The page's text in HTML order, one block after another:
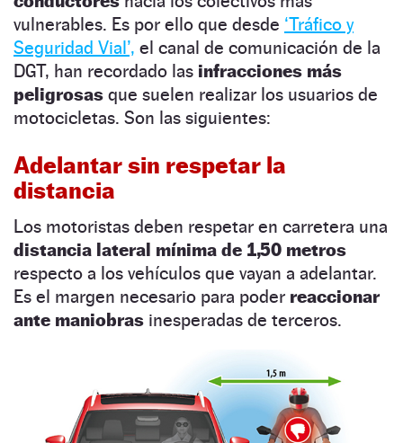
vulnerables. Es por ello que desde ‘Tráfico y
Seguridad Vial’, el canal de comunicación de la
DGT, han recordado las infracciones más
peligrosas que suelen realizar los usuarios de
motocicletas. Son las siguientes:
Adelantar sin respetar la
distancia
Los motoristas deben respetar en carretera una
distancia lateral mínima de 1,50 metros
respecto a los vehículos que vayan a adelantar.
Es el margen necesario para poder reaccionar
ante maniobras inesperadas de terceros.